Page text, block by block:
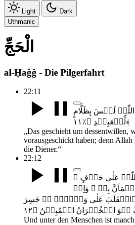
Light
Dark
Uthmanic
الْحَجِّ
al-Ḥaǧǧ - Die Pilgerfahrt
22:11
اللّٰہَ لَیۡسَ بِظَلَّامٍ
لِّلۡعَبِیۡدِ ﴿٪۱۱﴾
„Das geschieht um dessentwillen,
vorausgeschickt haben; denn
die Diener.“
22:12
اللّٰہَ عَلٰی حَرۡفٍ
بِہٖ ۚ وَاِنۡ
ۣانۡقَلَبَ عَلٰی وَجۡہِہٖ ۟ۚ خَسِرَ
Und unter den Menschen ist